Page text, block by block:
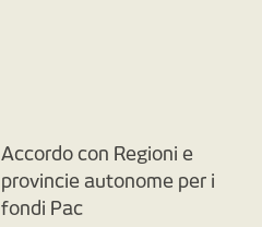
Accordo con Regioni e
provincie autonome per i
fondi Pac